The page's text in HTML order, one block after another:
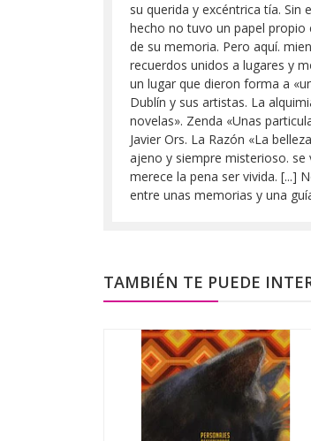
su querida y excéntrica tía.
hecho no tuvo un papel propio
de su memoria. Pero aquí.
recuerdos unidos a lugares y
un lugar que dieron forma a
Dublín y sus artistas. La
novelas». Zenda «Unas
Javier Ors. La Razón «La
ajeno y siempre misterioso. se
merece la pena ser vivida. [...]
entre unas memorias y una
TAMBIÉN TE PUEDE